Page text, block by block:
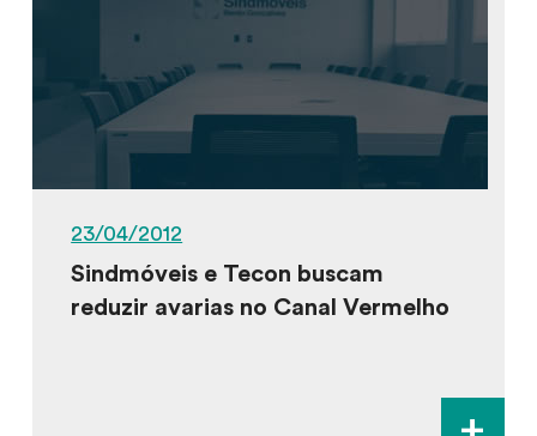
23/04/2012
Sindmóveis e Tecon buscam
reduzir avarias no Canal Vermelho